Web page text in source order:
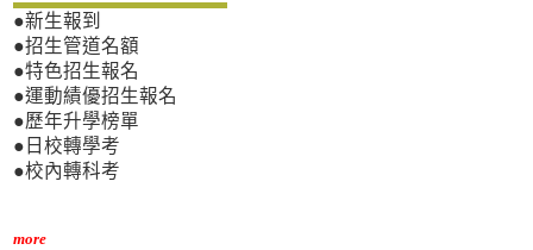
●新生報到
●招生管道名額
●特色招生報名
●運動績優招生報名
●歷年升學榜單
●日校轉學考
●校內轉科考
more